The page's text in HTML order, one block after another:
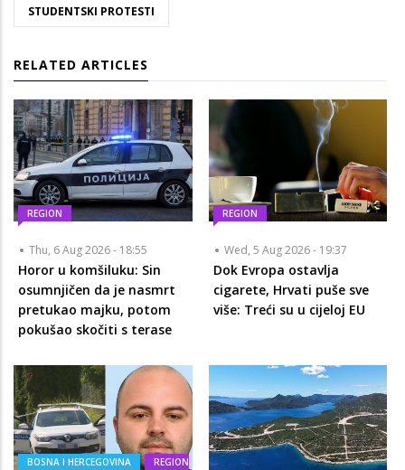
STUDENTSKI PROTESTI
RELATED ARTICLES
REGION
Thu, 6 Aug 2026 - 18:55
Horor u komšiluku: Sin
osumnjičen da je nasmrt
pretukao majku, potom
pokušao skočiti s terase
REGION
Wed, 5 Aug 2026 - 19:37
Dok Evropa ostavlja
cigarete, Hrvati puše sve
više: Treći su u cijeloj EU
BOSNA I HERCEGOVINA REGION